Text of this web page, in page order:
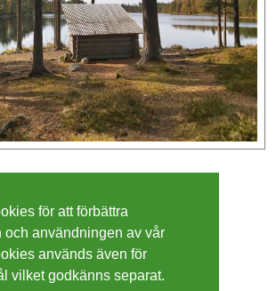
för att förbättra
och användningen av vår
används även för
vilket godkänns separat.